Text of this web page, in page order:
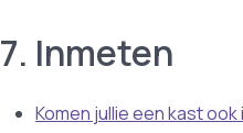
7. Inmeten
Komen jullie een kast